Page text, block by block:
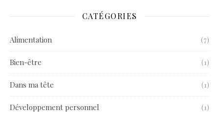
CATÉGORIES
Alimentation (7)
Bien-être (1)
Dans ma tête (1)
Développement personnel (1)